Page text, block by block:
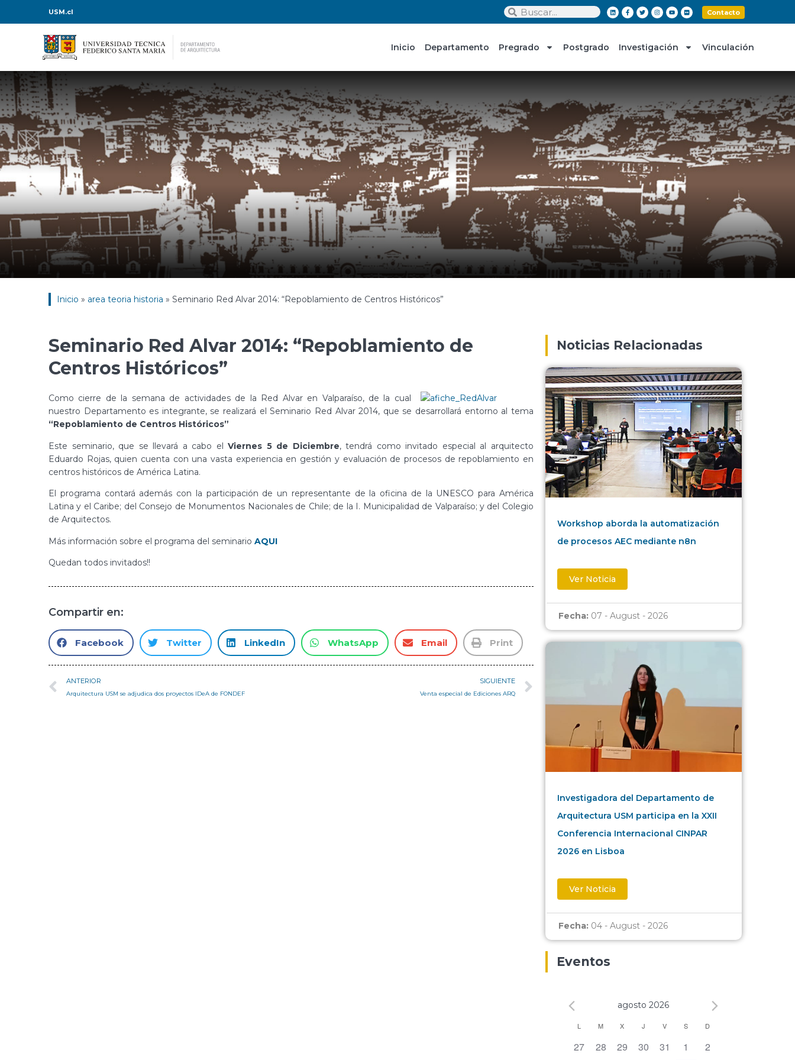
USM.cl Contacto
Inicio Departamento Pregrado Postgrado Investigación Vinculación
Inicio » area teoria historia » Seminario Red Alvar 2014: “Repoblamiento de Centros Históricos”
Seminario Red Alvar 2014: “Repoblamiento de
Centros Históricos”
Como cierre de la semana de actividades de la Red Alvar en Valparaíso, de la cual
nuestro Departamento es integrante, se realizará el Seminario Red Alvar 2014, que se desarrollará entorno al tema
“Repoblamiento de Centros Históricos”
Este seminario, que se llevará a cabo elViernes 5 de Diciembre, tendrá como invitado especial al arquitecto
Eduardo Rojas, quien cuenta con una vasta experiencia en gestión y evaluación de procesos de repoblamiento en
centros históricos de América Latina.
El programa contará además con la participación de un representante de la oficina de la UNESCO para América
Latina y el Caribe; del Consejo de Monumentos Nacionales de Chile; de la I. Municipalidad de Valparaíso; y del Colegio
de Arquitectos.
Más información sobre el programa del seminario AQUI
Quedan todos invitados!!
Compartir en:
Facebook Twitter LinkedIn WhatsApp Email Print
ANTERIOR
Arquitectura USM se adjudica dos proyectos IDeA de FONDEF
SIGUIENTE
Venta especial de Ediciones ARQ
Noticias Relacionadas
Workshop aborda la automatización
de procesos AEC mediante n8n
Ver Noticia
Fecha: 07 - August - 2026
Investigadora del Departamento de
Arquitectura USM participa en la XXII
Conferencia Internacional CINPAR
2026 en Lisboa
Ver Noticia
Fecha: 04 - August - 2026
Eventos
agosto 2026
Calendario
de
L M X J V S D
0 eventos,
27 0 eventos,
28 0 eventos,
29 0 eventos,
30 0 eventos,
31 0 eventos,
1 0 eventos,
2